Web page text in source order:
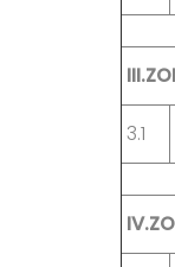
III.
3.1
IV.